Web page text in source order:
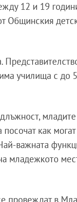
12 и 19
Общинския
училища с до
младите
как
важната
младежкото
провеждат в